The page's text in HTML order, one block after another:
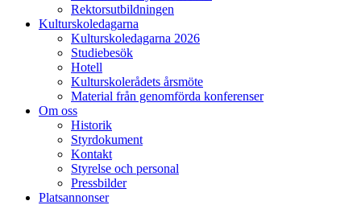
Rektorsutbildningen
Kulturskoledagarna
Kulturskoledagarna 2026
Studiebesök
Hotell
Kulturskolerådets årsmöte
Material från genomförda konferenser
Om oss
Historik
Styrdokument
Kontakt
Styrelse och personal
Pressbilder
Platsannonser